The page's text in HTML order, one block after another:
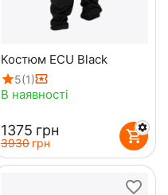
Костюм ECU Black
5(1)
В наявності
‍1375‍ грн
‍3930‍ грн